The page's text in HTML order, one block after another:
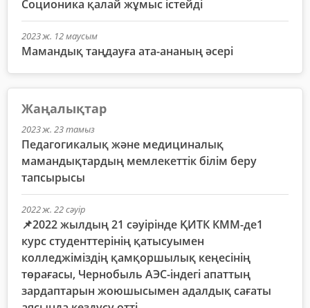
Соционика қалай жұмыс істейді
2023 ж. 12 маусым
Мамандық таңдауға ата-ананың әсері
Жаңалықтар
2023 ж. 23 тамыз
Педагогикалық және медициналық
мамандықтардың мемлекеттік білім беру
тапсырысы
2022 ж. 22 сәуір
📌2022 жылдың 21 сәуірінде ҚИТК КММ-де1
курс студенттерінің қатысуымен
колледжіміздің қамқоршылық кеңесінің
төрағасы, Чернобыль АЭС-індегі апаттың
зардаптарын жоюшысымен адалдық сағаты